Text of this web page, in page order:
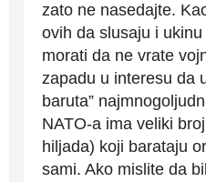
zato ne nasedajte.
ovih da slusaju i
morati da ne vrate
zapadu u interesu da
baruta”
NATO-a ima veliki
hiljada) koji barataju
sami. Ako mislite da